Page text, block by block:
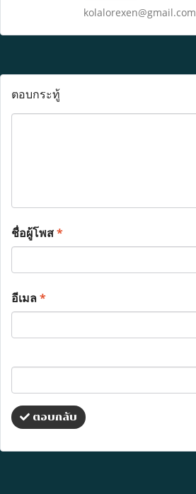
kolalorexen@gmail.com
ตอบกระทู้
ชื่อผู้โพส*
อีเมล*
ตอบกลับ